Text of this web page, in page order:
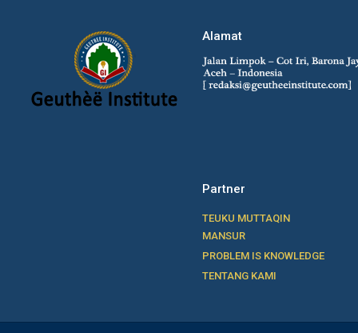
Alamat
Partner
TEUKU MUTTAQIN
MANSUR
PROBLEM IS KNOWLEDGE
TENTANG KAMI